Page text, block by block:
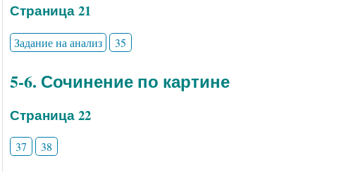
Страница 21
Задание на анализ 35
5-6. Сочинение по картине
Страница 22
37 38